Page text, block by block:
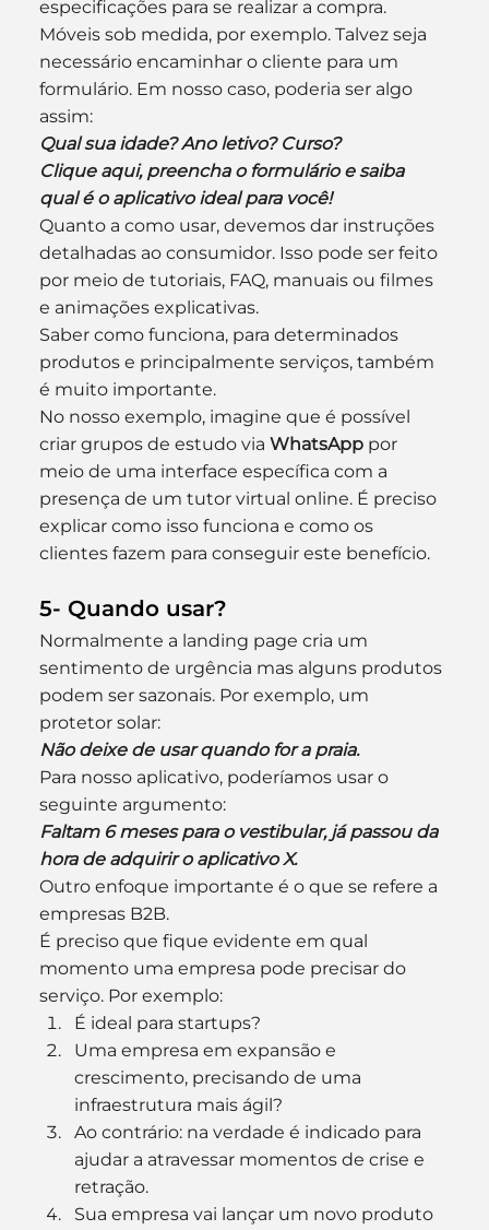
especificações para se realizar a compra.
Móveis sob medida, por exemplo. Talvez seja
necessário encaminhar o cliente para um
formulário. Em nosso caso, poderia ser algo
assim:
Qual sua idade? Ano letivo? Curso?
Clique aqui, preencha o formulário e saiba
qual é o aplicativo ideal para você!
Quanto a como usar, devemos dar instruções
detalhadas ao consumidor. Isso pode ser feito
por meio de tutoriais, FAQ, manuais ou filmes
e animações explicativas.
Saber como funciona, para determinados
produtos e principalmente serviços, também
é muito importante.
No nosso exemplo, imagine que é possível
criar grupos de estudo via WhatsApp por
meio de uma interface específica com a
presença de um tutor virtual online. É preciso
explicar como isso funciona e como os
clientes fazem para conseguir este benefício.
5- Quando usar?
Normalmente a landing page cria um
sentimento de urgência mas alguns produtos
podem ser sazonais. Por exemplo, um
protetor solar:
Não deixe de usar quando for a praia.
Para nosso aplicativo, poderíamos usar o
seguinte argumento:
Faltam 6 meses para o vestibular, já passou da
hora de adquirir o aplicativo X.
Outro enfoque importante é o que se refere a
empresas B2B.
É preciso que fique evidente em qual
momento uma empresa pode precisar do
serviço. Por exemplo:
É ideal para startups?
Uma empresa em expansão e
crescimento, precisando de uma
infraestrutura mais ágil?
Ao contrário: na verdade é indicado para
ajudar a atravessar momentos de crise e
retração.
Sua empresa vai lançar um novo produto